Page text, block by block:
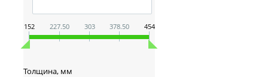
152 227.50 303 378.50 454
Толщина, мм